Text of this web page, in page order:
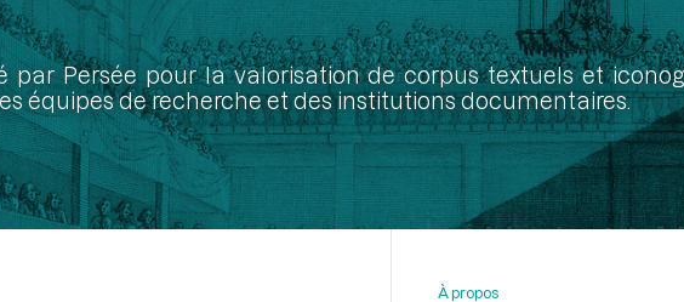
par Persée pour la valorisation de corpus textuels et
équipes de recherche et des institutions documentaires.
À propos